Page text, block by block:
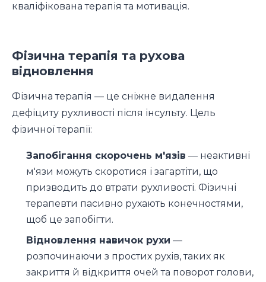
кваліфікована терапія та мотивація.
Фізична терапія та рухова
відновлення
Фізична терапія — це сніжне видалення
дефіциту рухливості після інсульту. Цель
фізичної терапії:
Запобігання скорочень м'язів — неактивні
м'язи можуть скоротися і загартіти, що
призводить до втрати рухливості. Фізичні
терапевти пасивно рухають конечностями,
щоб це запобігти.
Відновлення навичок рухи —
розпочинаючи з простих рухів, таких як
закриття й відкриття очей та поворот голови,